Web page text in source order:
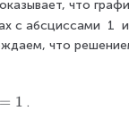
что
с абсциссами 1 и
что
= 1 .